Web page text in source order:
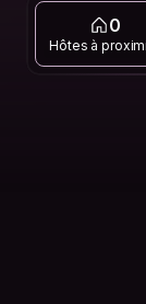
0
Hôtes à